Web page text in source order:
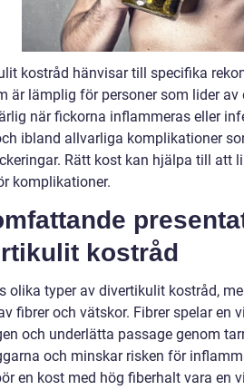
kostråd hänvisar till specifika
är lämplig för personer som lider
när fickorna inflammeras eller
ibland allvarliga komplikationer
Rätt kost kan hjälpa till att
komplikationer.
kostråd
olika typer av divertikulit kostråd,
fibrer och vätskor. Fibrer spelar en
och underlätta passage genom
och minskar risken för
en kost med hög fiberhalt vara en